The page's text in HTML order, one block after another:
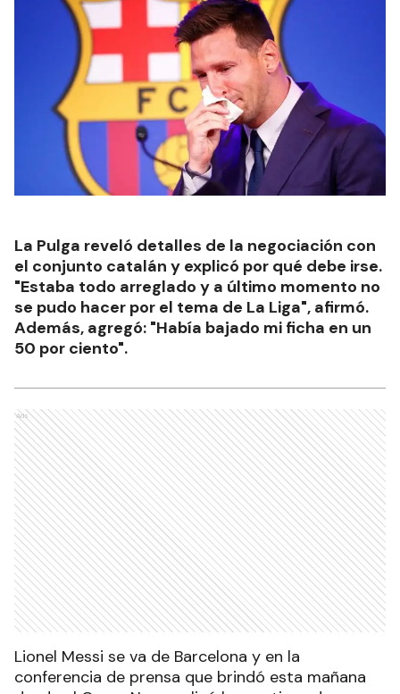
La Pulga reveló detalles de la negociación con
el conjunto catalán y explicó por qué debe irse.
"Estaba todo arreglado y a último momento no
se pudo hacer por el tema de La Liga", afirmó.
Además, agregó: "Había bajado mi ficha en un
50 por ciento".
Ads
Lionel Messi se va de Barcelona y en la
conferencia de prensa que brindó esta mañana